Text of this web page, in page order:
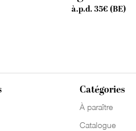
à.p.d. 35€ (BE)
Catégories
À paraître
Catalogue